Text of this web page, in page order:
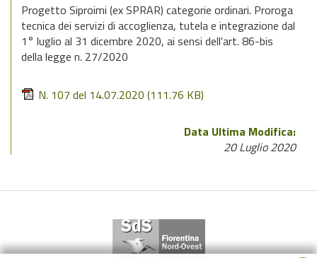
Progetto Siproimi (ex SPRAR) categorie ordinari. Proroga
tecnica dei servizi di accoglienza, tutela e integrazione dal
1° luglio al 31 dicembre 2020, ai sensi dell'art. 86-bis
della legge n. 27/2020
N. 107 del 14.07.2020 (111.76 KB)
Data Ultima Modifica:
20 Luglio 2020